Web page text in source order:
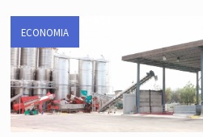
ECONOMIA